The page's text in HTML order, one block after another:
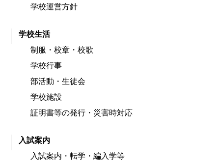
学校運営方針
学校生活
制服・校章・校歌
学校行事
部活動・生徒会
学校施設
証明書等の発行・災害時対応
入試案内
入試案内・転学・編入学等